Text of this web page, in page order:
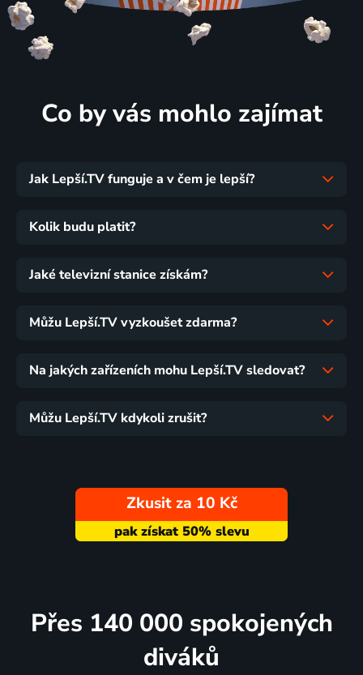
Co by vás mohlo zajímat
Jak Lepší.TV funguje a v čem je lepší?
Kolik budu platit?
Jaké televizní stanice získám?
Můžu Lepší.TV vyzkoušet zdarma?
Na jakých zařízeních mohu Lepší.TV sledovat?
Můžu Lepší.TV kdykoli zrušit?
Zkusit za 10 Kč
Přes 140 000 spokojených
diváků